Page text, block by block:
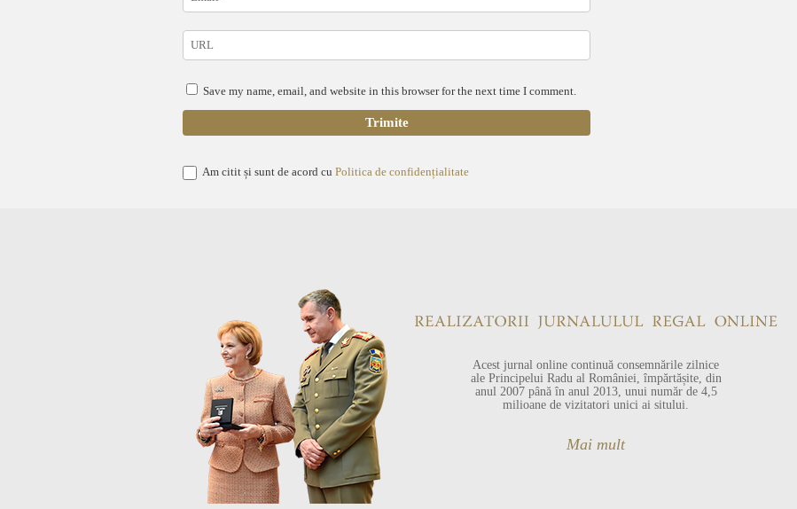
Save my name, email, and website in this browser for the next time I comment.
Am citit și sunt de acord cu Politica de confidențialitate
Acest jurnal online continuă consemnările zilnice
ale Principelui Radu al României, împărtășite, din
anul 2007 până în anul 2013, unui număr de 4,5
milioane de vizitatori unici ai sitului.
Mai mult